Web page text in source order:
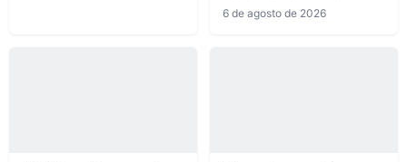
6 de agosto de 2026